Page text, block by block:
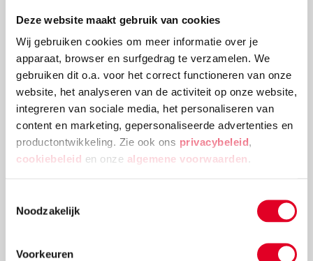
Deze website maakt gebruik van cookies
Wij gebruiken cookies om meer informatie over je
apparaat, browser en surfgedrag te verzamelen. We
gebruiken dit o.a. voor het correct functioneren van onze
website, het analyseren van de activiteit op onze website,
integreren van sociale media, het personaliseren van
content en marketing, gepersonaliseerde advertenties en
productontwikkeling. Zie ook ons privacybeleid,
cookiebeleid en onze algemene voorwaarden .
Noodzakelijk
Voorkeuren
Account aanmaken
Zonder account bestellen?
Dat kan natuurlijk ook. Al profiteer je dan niet
van de voordelen van een account, zoals het
inzien van de bestelstatus en bestelhistorie.